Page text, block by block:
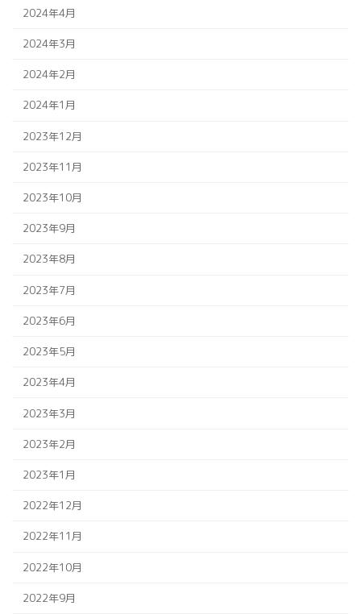
2024年4月
2024年3月
2024年2月
2024年1月
2023年12月
2023年11月
2023年10月
2023年9月
2023年8月
2023年7月
2023年6月
2023年5月
2023年4月
2023年3月
2023年2月
2023年1月
2022年12月
2022年11月
2022年10月
2022年9月